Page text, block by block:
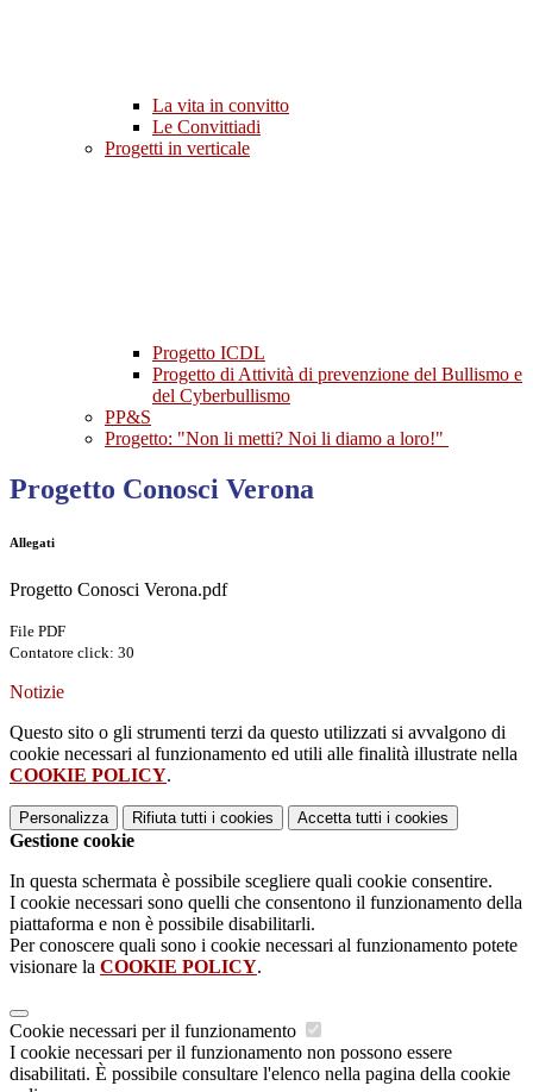
La vita in convitto
Le Convittiadi
Progetti in verticale
Progetto ICDL
Progetto di Attività di prevenzione del Bullismo e
del Cyberbullismo
PP&S
Progetto: "Non li metti? Noi li diamo a loro!"
Progetto Conosci Verona
Allegati
Progetto Conosci Verona.pdf
File PDF
Contatore click: 30
Notizie
Questo sito o gli strumenti terzi da questo utilizzati si avvalgono di
cookie necessari al funzionamento ed utili alle finalità illustrate nella
COOKIE POLICY.
Personalizza Rifiuta tutti i cookies Accetta tutti i cookies
Gestione cookie
In questa schermata è possibile scegliere quali cookie consentire.
I cookie necessari sono quelli che consentono il funzionamento della
piattaforma e non è possibile disabilitarli.
Per conoscere quali sono i cookie necessari al funzionamento potete
visionare la COOKIE POLICY.
Cookie necessari per il funzionamento
I cookie necessari per il funzionamento non possono essere
disabilitati. È possibile consultare l'elenco nella pagina della cookie